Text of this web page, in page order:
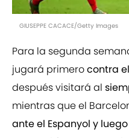
GIUSEPPE CACACE/Getty Images
Para la segunda
jugará primerocontra el
después visitará al
mientras que el
ante el Espanyol y